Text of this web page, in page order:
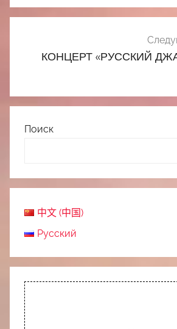
КОНЦЕРТ «РУССКИЙ
Поиск
中文 (中国)
Русский